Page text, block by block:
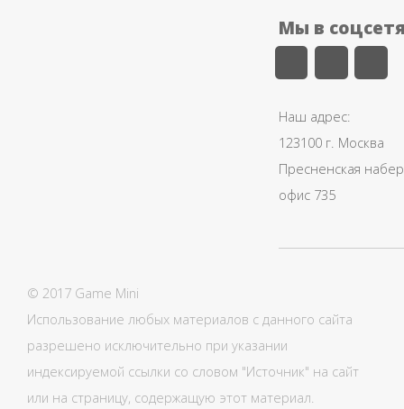
Мы в
Наш адрес:
123100 г. Москва
Пресненская
офис 735
© 2017 Game Mini
Использование любых материалов с данного сайта
разрешено исключительно при указании
индексируемой ссылки со словом "Источник" на сайт
или на страницу, содержащую этот материал.